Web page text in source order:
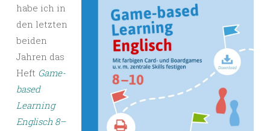
habe ich in
den letzten
beiden
Jahren das
Heft Game-
based
Learning
Englisch 8–